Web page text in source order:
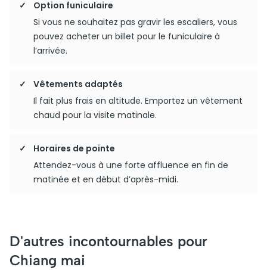
Option funiculaire
Si vous ne souhaitez pas gravir les escaliers, vous
pouvez acheter un billet pour le funiculaire à
l’arrivée.
Vêtements adaptés
Il fait plus frais en altitude. Emportez un vêtement
chaud pour la visite matinale.
Horaires de pointe
Attendez-vous à une forte affluence en fin de
matinée et en début d’après-midi.
D'autres incontournables pour
Chiang mai